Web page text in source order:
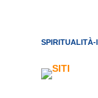
SPIRITUALITÀ-